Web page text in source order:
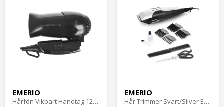
EMERIO
Hårfön Vikbart Handtag 1200W Svart Emerio
EMERIO
Hår Trimmer Svart/Silver Emerio